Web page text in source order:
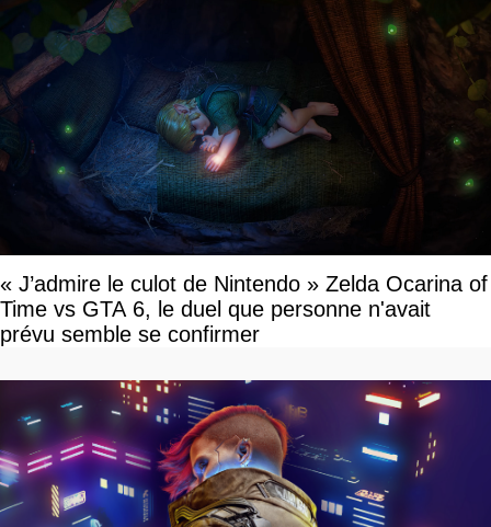
« J’admire le culot de Nintendo » Zelda Ocarina of
Time vs GTA 6, le duel que personne n'avait
prévu semble se confirmer